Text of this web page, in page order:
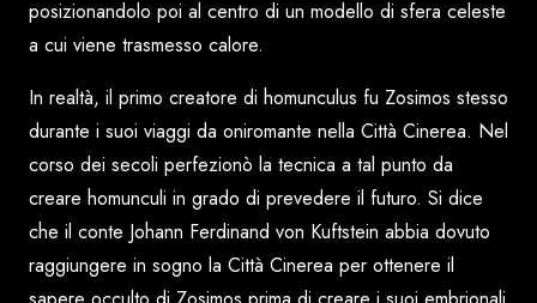
posizionandolo poi al centro di un modello di sfera celeste
a cui viene trasmesso calore.
In realtà, il primo creatore di homunculus fu Zosimos stesso
durante i suoi viaggi da oniromante nella Città Cinerea. Nel
corso dei secoli perfezionò la tecnica a tal punto da
creare homunculi in grado di prevedere il futuro. Si dice
che il conte Johann Ferdinand von Kuftstein abbia dovuto
raggiungere in sogno la Città Cinerea per ottenere il